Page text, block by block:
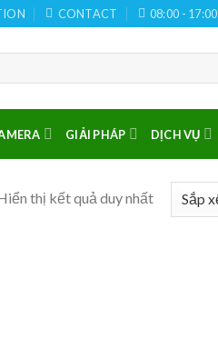
CONTACT 08:00 - 17:00
GIẢI PHÁP DỊCH VỤ
thị kết quả duy nhất